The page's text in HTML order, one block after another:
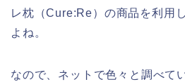
レ枕（Cure:Re）の商品を利用
よね。
なので、ネットで色々と調べて